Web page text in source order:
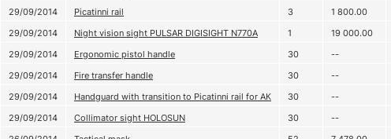
29/09/2014
Picatinni rail 3 1 800.00
29/09/2014
Night vision sight PULSAR DIGISIGHT N770A 1 19 000.00
29/09/2014
Ergonomic pistol handle 30 --
29/09/2014
Fire transfer handle 30 --
29/09/2014
Handguard with transition to Picatinni rail for АК 30 --
29/09/2014
Collimator sight HOLOSUN 30 --